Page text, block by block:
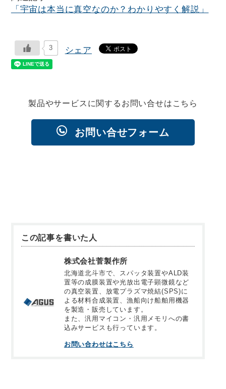
「宇宙は本当に真空なのか？わかりやすく解説」
3 シェア
製品やサービスに関するお問い合せはこちら
お問い合せフォーム
この記事を書いた人
株式会社菅製作所
北海道北斗市で、スパッタ装置やALD装
置等の成膜装置や光放出電子顕微鏡など
の真空装置、放電プラズマ焼結(SPS)に
よる材料合成装置、漁船向け船舶用機器
を製造・販売しています。
また、汎用マイコン・汎用メモリへの書
込みサービスも行っています。
お問い合わせはこちら